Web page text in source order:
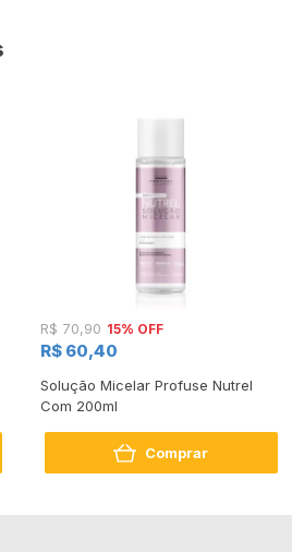
R$ 70,90 15% OFF
R$ 60,40
Solução Micelar Profuse Nutrel
Com 200ml
Comprar